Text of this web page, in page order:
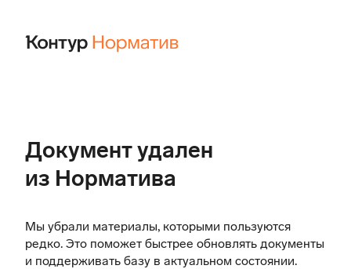
Документ удален
из Норматива
Мы убрали материалы, которыми пользуются
редко. Это поможет быстрее обновлять документы
и поддерживать базу в актуальном состоянии.